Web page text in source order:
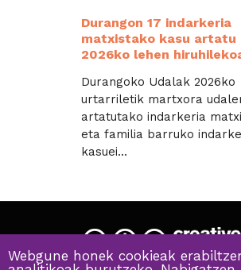
Durangon 17 indarkeria
matxistako kasu artatu
2026ko lehen
Durangoko Udalak 2026ko
urtarriletik martxora
artatutako indarkeria
eta familia barruko
kasuei...
Webgune honek cookieak